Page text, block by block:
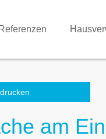
Referenzen
drucken
am